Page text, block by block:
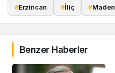
#Erzincan #İliç #Maden
Benzer Haberler